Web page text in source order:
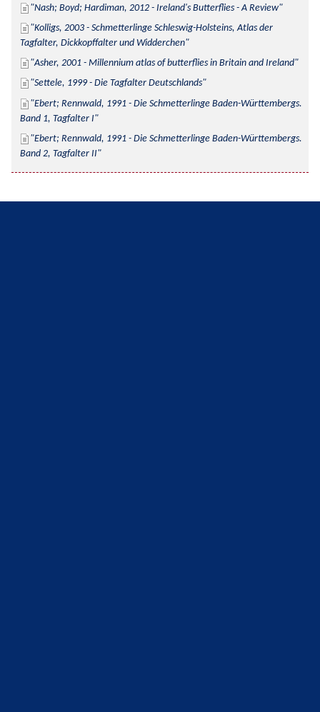
Nash; Boyd; Hardiman, 2012 - Ireland's Butterflies - A Review
Kolligs, 2003 - Schmetterlinge Schleswig-Holsteins, Atlas der
Tagfalter, Dickkopffalter und Widderchen
Asher, 2001 - Millennium atlas of butterflies in Britain and Ireland
Settele, 1999 - Die Tagfalter Deutschlands
Ebert; Rennwald, 1991 - Die Schmetterlinge Baden-Württembergs.
Band 1, Tagfalter I
Ebert; Rennwald, 1991 - Die Schmetterlinge Baden-Württembergs.
Band 2, Tagfalter II